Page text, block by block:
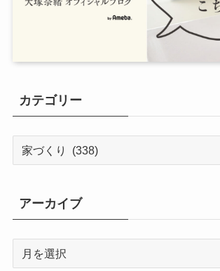
カテゴリー
カ
リ
ー
アーカイブ